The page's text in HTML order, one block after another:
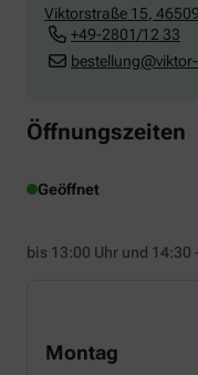
Viktorstraße 15, 46509
+49-2801/12 33
Öffnungszeiten
Geöffnet
bis 13:00 Uhr und 14:30
Montag